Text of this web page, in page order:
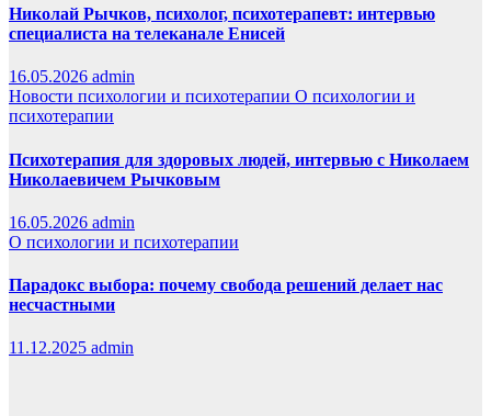
Николай Рычков, психолог, психотерапевт: интервью
специалиста на телеканале Енисей
16.05.2026 admin
Новости психологии и психотерапии О психологии и
психотерапии
Психотерапия для здоровых людей, интервью с Николаем
Николаевичем Рычковым
16.05.2026 admin
О психологии и психотерапии
Парадокс выбора: почему свобода решений делает нас
несчастными
11.12.2025 admin